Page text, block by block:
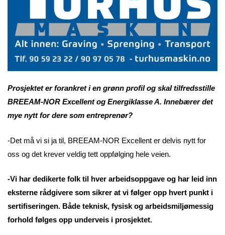
Prosjektet er forankret i en grønn profil og skal tilfredsstille
BREEAM-NOR Excellent og Energiklasse A. Innebærer det
mye nytt for dere som entreprenør?
-Det må vi si ja til, BREEAM-NOR Excellent er delvis nytt for
oss og det krever veldig tett oppfølging hele veien.
-Vi har dedikerte folk til hver arbeidsoppgave og har leid inn
eksterne rådgivere som sikrer at vi følger opp hvert punkt i
sertifiseringen. Både teknisk, fysisk og arbeidsmiljømessig
forhold følges opp underveis i prosjektet.